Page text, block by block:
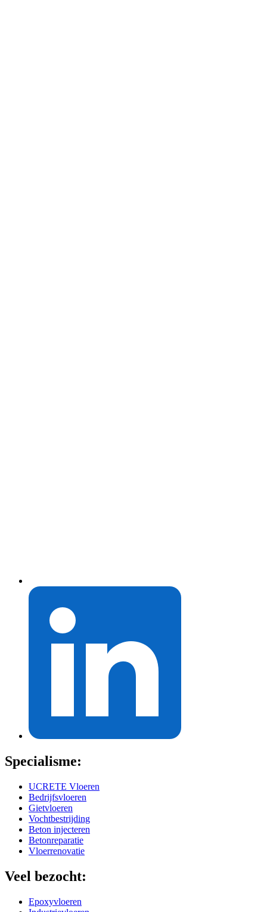
Specialisme:
UCRETE Vloeren
Bedrijfsvloeren
Gietvloeren
Vochtbestrijding
Beton injecteren
Betonreparatie
Vloerrenovatie
Veel bezocht:
Epoxyvloeren